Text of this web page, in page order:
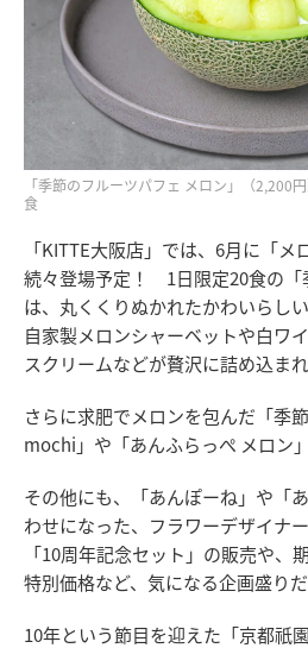
「季節のフルーツパフェ メロン」（
食
「KITTE大阪店」では、6月に「
続々登場予定！ 1日限定20食の「
は、丸くくりぬかれたかわいらし
自家製メロンシャーベットや白ワ
スクリームなどが贅沢に詰め込まれ
さらに求肥でメロンを包んだ「季
mochi」や「あんふらっぺ メロン
その他にも、「あんぽーね」や「
わせになった、フラワーデザイナ
「10周年記念セット」の販売や、
特別価格など、気になる企画盛り
10年という節目を迎えた「京都祇